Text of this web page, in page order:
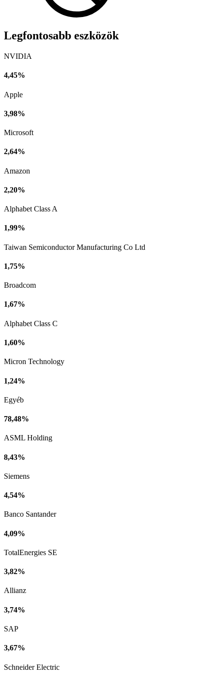
Legfontosabb eszközök
NVIDIA
4,45%
Apple
3,98%
Microsoft
2,64%
Amazon
2,20%
Alphabet Class A
1,99%
Taiwan Semiconductor Manufacturing Co Ltd
1,75%
Broadcom
1,67%
Alphabet Class C
1,60%
Micron Technology
1,24%
Egyéb
78,48%
ASML Holding
8,43%
Siemens
4,54%
Banco Santander
4,09%
TotalEnergies SE
3,82%
Allianz
3,74%
SAP
3,67%
Schneider Electric